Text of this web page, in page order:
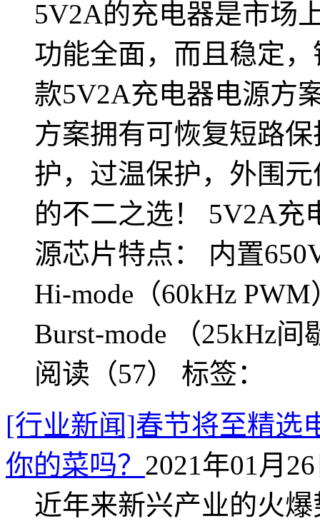
5V2A的充电器是市场
功能全面，而且稳定
款5V2A充电器电源方
方案拥有可恢复短路
护，过温保护，外围
的不二之选！ 5V2A充
源芯片特点： 内置
Hi-mode（60kHz
Burst-mode （25kHz
阅读（57） 标签：
[行业新闻]春节将至精选
你的菜吗？ 2021年01月
近年来新兴产业的火